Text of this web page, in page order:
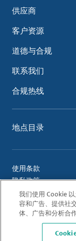
供应商
客户资源
道德与合规
联系我们
合规热线
地点目录
使用条款
隐私政策
Cookie 政策
© 2026 Albemarle
我们使用 Cookie
容和广告、提供社
体、广告和分析合